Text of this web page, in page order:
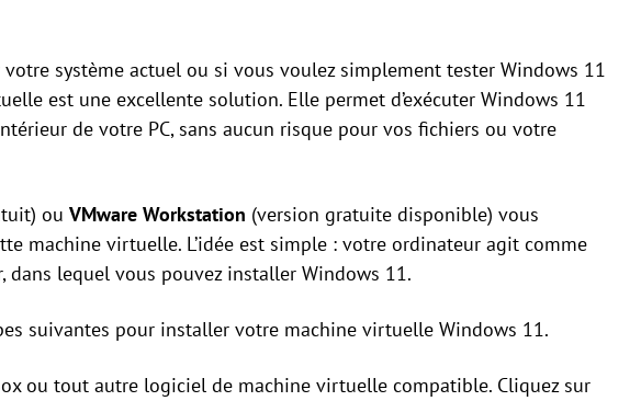
système actuel ou si vous voulez simplement tester Windows 11
est une excellente solution. Elle permet d’exécuter Windows 11
de votre PC, sans aucun risque pour vos fichiers ou votre
ou VMware Workstation (version gratuite disponible) vous
machine virtuelle. L’idée est simple : votre ordinateur agit comme
dans lequel vous pouvez installer Windows 11.
suivantes pour installer votre machine virtuelle Windows 11.
ou tout autre logiciel de machine virtuelle compatible. Cliquez sur